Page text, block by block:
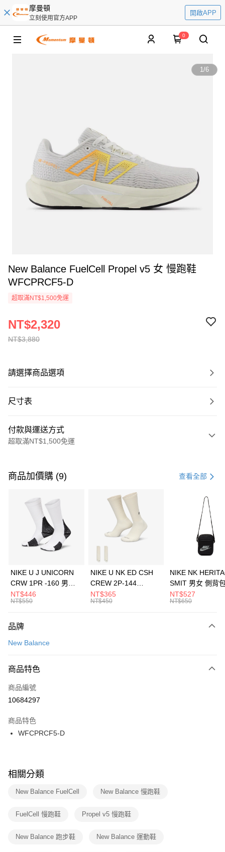
摩曼頓
立刻使用官方APP
開啟APP
0
1/6
New Balance FuelCell Propel v5 女 慢跑鞋
WFCPRCF5-D
超取滿NT$1,500免運
NT$3,880
NT$2,320
請選擇商品選項
尺寸表
付款與運送方式
超取滿NT$1,500免運
信用卡一次付款
3 期 0 利率 每期 21家銀行
合作金庫商業銀行
第一商業銀行
華南商業銀行
彰化商業銀行
上海商業儲蓄銀行
元大商業銀行
台灣樂天信用卡公司
Apple Pay
全盈+PAY
AFTEE先享後付
【關於「AFTEE先享後付」】
便利好安心！
３．安心：先確認商品／服務後，再付款。
【「AFTEE先享後付」結帳流程】
１．於結帳方式選擇「AFTEE先享後付」後，將跳轉至「AFTEE先享後付」
２．訂單成立數日內，您將收到繳費通知簡訊。
３．收到繳費通知簡訊後14天內，點擊此簡訊中的連結，可透過四大超商／
ATM／網路銀行／等多元方式進行付款，方視為交易完成。
※ 交易是否成功請以「AFTEE先享後付 」之結帳頁面顯示為準，若有關於
是否繳費成功／繳費後需取消欲退款等相關疑問，請聯繫「AFTEE先享後付
客戶支援中心」 https://netprotections.freshdesk.com/support/home
１．透過由恩沛科技股份有限公司提供之「AFTEE先享後付」服務完成之交
權轉讓予恩沛科技股份有限公司。
運送方式
每筆NT$100，滿NT$1,500(含以上)免運費
宅配
每筆NT$100，滿NT$1,500(含以上)免運費
付款後門市自取
每筆NT$100，滿NT$1,500(含以上)免運費
商品加價購 (9) 查看全部
NIKE U J UNICORN
CRW 1PR -160 男女
中統襪 FZ3393100
NT$446
NT$550
NIKE U NK ED CSH
CREW 2P-144
EMBRDY 男女 短統襪
FZ3073133
NT$365
NT$450
NIKE NK
SMIT 男女 側背
BA5871010
NT$527
NT$650
品牌
New Balance
商品特色
商品編號
10684297
商品特色
WFCPRCF5-D
相關分類
New Balance FuelCell New Balance 慢跑鞋
FuelCell 慢跑鞋 Propel v5 慢跑鞋
New Balance 跑步鞋 New Balance 運動鞋